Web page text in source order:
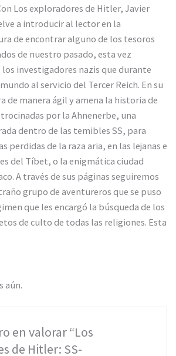
Los exploradores de Hitler, Javier
a introducir al lector en la
de encontrar alguno de los tesoros
de nuestro pasado, esta vez
investigadores nazis que durante
al servicio del Tercer Reich. En su
de manera ágil y amena la historia de
por la Ahnenerbe, una
dentro de las temibles SS, para
perdidas de la raza aria, en las lejanas e
del Tíbet, o la enigmática ciudad
A través de sus páginas seguiremos
grupo de aventureros que se puso
que les encargó la búsqueda de los
de culto de todas las religiones. Esta
aún.
en valorar “Los
de Hitler: SS-